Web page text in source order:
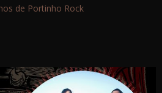
de Portinho Rock